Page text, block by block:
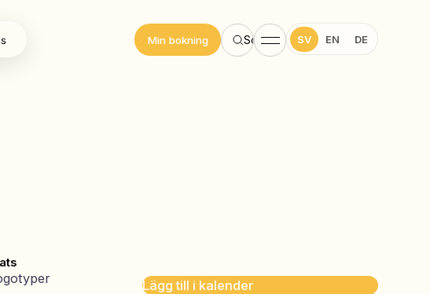
Sök
Min bokning SV EN DE
Lägg till i kalender